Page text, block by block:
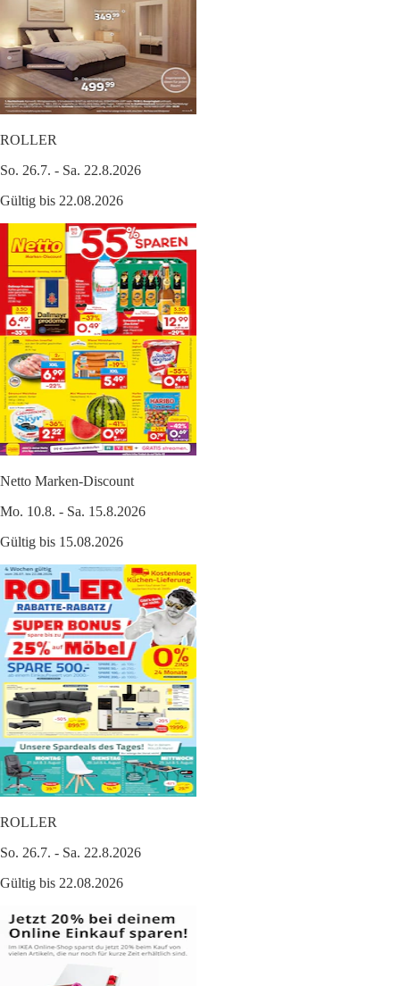
ROLLER
So. 26.7. - Sa. 22.8.2026
Gültig bis 22.08.2026
Netto Marken-Discount
Mo. 10.8. - Sa. 15.8.2026
Gültig bis 15.08.2026
ROLLER
So. 26.7. - Sa. 22.8.2026
Gültig bis 22.08.2026